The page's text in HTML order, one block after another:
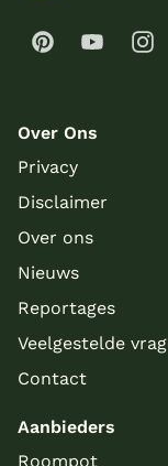
Over Ons
Privacy
Disclaimer
Over ons
Nieuws
Reportages
Veelgestelde
Contact
Aanbieders
Roompot